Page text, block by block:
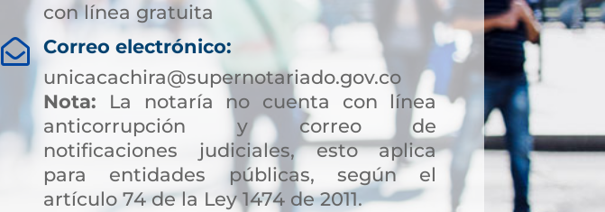
con línea gratuita

Correo electrónico:
unicacachira@supernotariado.gov.co
Nota: La notaría no cuenta con línea
anticorrupción y correo de
notificaciones judiciales, esto aplica
para entidades públicas, según el
artículo 74 de la Ley 1474 de 2011.